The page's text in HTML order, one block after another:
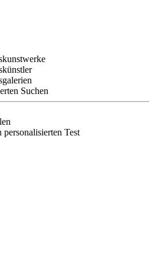
Suchen
personalisierten Test